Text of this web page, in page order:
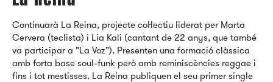
Continuarà La Reina, projecte col·lectiu liderat per Marta
Cervera (teclista) i Lia Kali (cantant de 22 anys, que també
va participar a "La Voz"). Presenten una formació clàssica
amb forta base soul-funk però amb reminiscències reggae i
fins i tot mestisses. La Reina publiquen el seu primer single